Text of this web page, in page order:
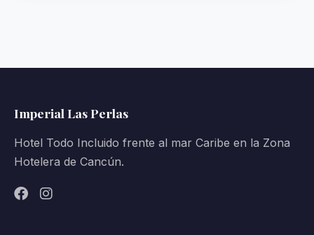
Imperial Las Perlas
Hotel Todo Incluido frente al mar Caribe en la Zona
Hotelera de Cancún.